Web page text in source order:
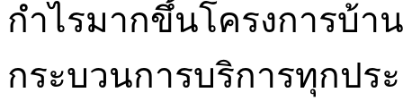
กำไรมากขึ้นโครงการบ้า
กระบวนการบริการทุกปร